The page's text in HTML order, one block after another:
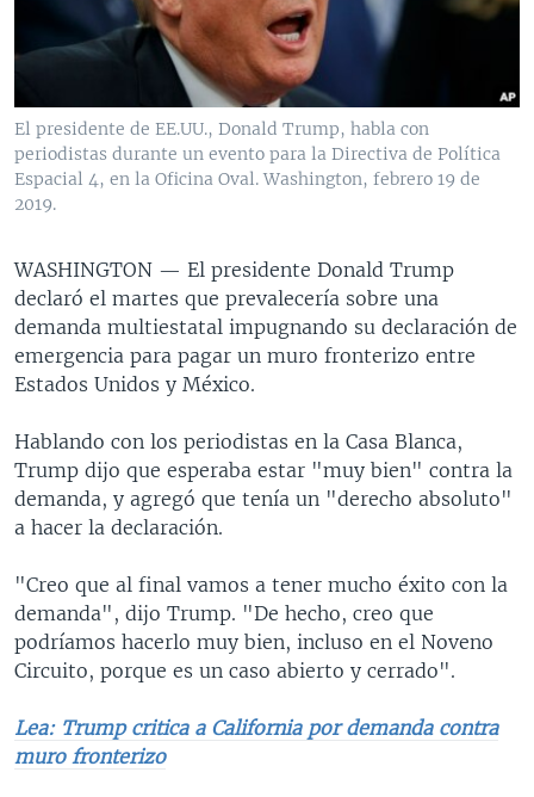
VENEZUELA
BRASIL
NICARAGUA
ECONOMÍA
ENTRETENIMIENTO Y CULTURA
TECNOLOGÍA
DEPORTES
CIENCIA Y SALUD
MULTIMEDIA
VIDEOS
FOTOGRAFÍA
AUDIOS
PROGRAMAS TV
EL MUNDO AL DÍA
FORO INTERAMERICANO
VISIÓN 360
PANORAMA
RADIO
AVANCE INFORMATIVO
AUDIONOTICIAS
ESTADOS UNIDOS AL DÍA
EL MUNDO AL DÍA [RADIO]
FORO [RADIO]
NOTA ECONÓMICA
ENTRETENIMIENTO
DIRECT
DOCUMENTALES DE LA VOA
SÍGANOS
Idiomas
El presidente de EE.UU., Donald Trump, habla con
periodistas durante un evento para la Directiva de Política
Espacial 4, en la Oficina Oval. Washington, febrero 19 de
2019.
WASHINGTON — El presidente Donald Trump
declaró el martes que prevalecería sobre una
demanda multiestatal impugnando su declaración de
emergencia para pagar un muro fronterizo entre
Estados Unidos y México.
Hablando con los periodistas en la Casa Blanca,
Trump dijo que esperaba estar "muy bien" contra la
demanda, y agregó que tenía un "derecho absoluto"
a hacer la declaración.
"Creo que al final vamos a tener mucho éxito con la
demanda", dijo Trump. "De hecho, creo que
podríamos hacerlo muy bien, incluso en el Noveno
Circuito, porque es un caso abierto y cerrado".
Lea: Trump critica a California por demanda contra
muro fronterizo